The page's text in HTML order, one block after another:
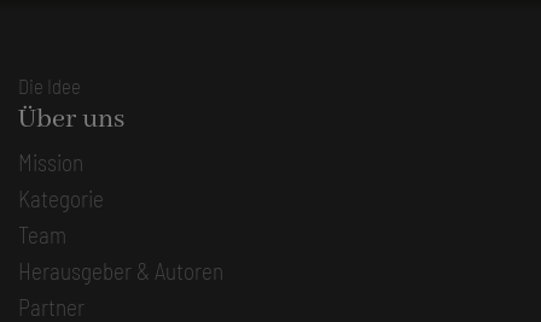
Die Idee
Über uns
Mission
Kategorie
Team
Herausgeber & Autoren
Partner